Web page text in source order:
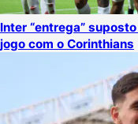
Inter “entrega”
jogo com o Corinthians